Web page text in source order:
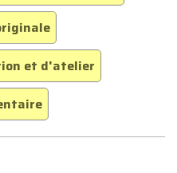
et d'atelier